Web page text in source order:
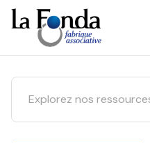
Aller
au
contenu
principal